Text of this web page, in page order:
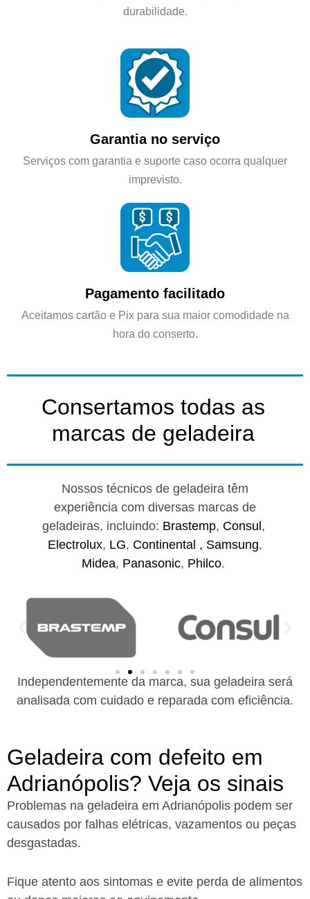
durabilidade.
Garantia no serviço
Serviços com garantia e suporte caso ocorra qualquer
imprevisto.
Pagamento facilitado
Aceitamos cartão e Pix para sua maior comodidade na
hora do conserto.
Consertamos todas as
marcas de geladeira
Nossos técnicos de geladeira têm
experiência com diversas marcas de
geladeiras, incluindo: Brastemp, Consul ,
Electrolux, LG, Continental , Samsung,
Midea, Panasonic, Philco.
Independentemente da marca, sua geladeira será
analisada com cuidado e reparada com eficiência.
Geladeira com defeito em
Adrianópolis? Veja os sinais
Problemas na geladeira em Adrianópolis podem ser
causados por falhas elétricas, vazamentos ou peças
desgastadas.
Fique atento aos sintomas e evite perda de alimentos